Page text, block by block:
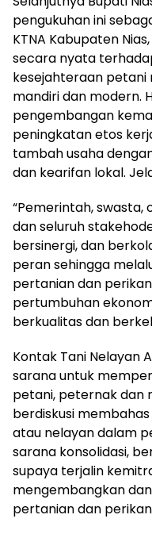
pengukuhan ini
KTNA Kabupaten
secara nyata
kesejahteraan petani
mandiri dan modern.
pengembangan
peningkatan etos
tambah usaha
dan kearifan lokal.
“Pemerintah,
dan seluruh
bersinergi, dan
peran sehingga
pertanian dan
pertumbuhan
berkualitas dan
Kontak Tani Nelayan
sarana untuk
petani, peternak dan
berdiskusi
atau nelayan dalam
sarana konsolidasi,
supaya terjalin
mengembangkan
pertanian dan